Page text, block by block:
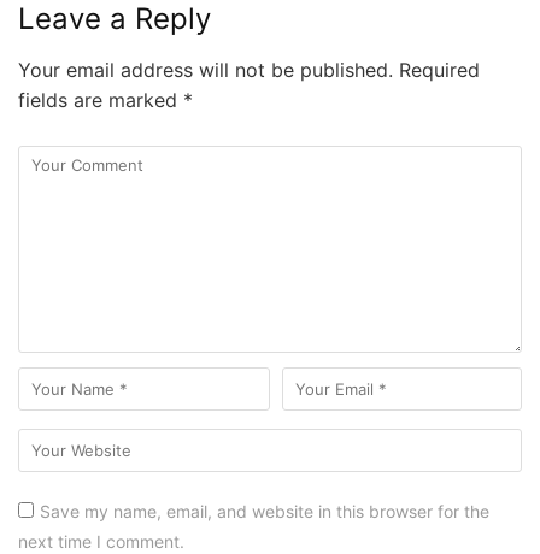
Leave a Reply
Your email address will not be published. Required
fields are marked *
Save my name, email, and website in this browser for the
next time I comment.